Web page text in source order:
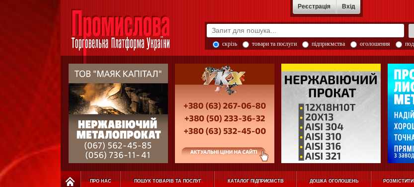
Реєстрація Вхід
скрізь товари та послуги підприємства оголошення
ПРО НАС ПОШУК ТОВАРІВ ТА ПОСЛУГ КАТАЛОГ ПІДПРИЄМСТВ ДОШКА ОГОЛОШЕНЬ